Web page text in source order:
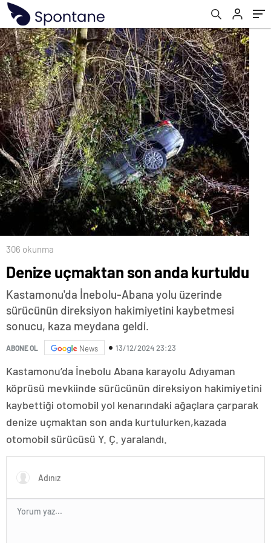
306 okunma
Denize uçmaktan son anda kurtuldu
Kastamonu'da İnebolu-Abana yolu üzerinde
sürücünün direksiyon hakimiyetini kaybetmesi
sonucu, kaza meydana geldi.
ABONE OL News 13/12/2024 23:23
Kastamonu’da İnebolu Abana karayolu Adıyaman
köprüsü mevkiinde sürücünün direksiyon hakimiyetini
kaybettiği otomobil yol kenarındaki ağaçlara çarparak
denize uçmaktan son anda kurtulurken,kazada
otomobil sürücüsü Y. Ç. yaralandı.